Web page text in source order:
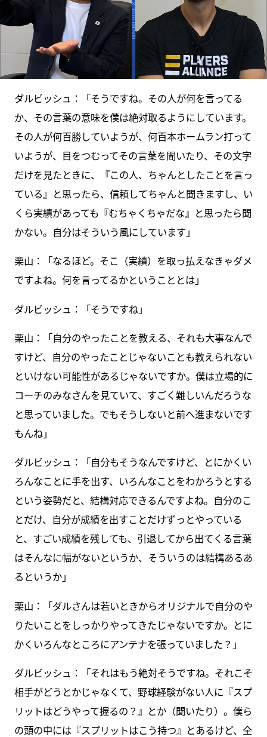
ダルビッシュ：「そうですね。その人が何を言ってる
か、その言葉の意味を僕は絶対取るようにしています。
その人が何百勝していようが、何百本ホームラン打って
いようが、目をつむってその言葉を聞いたり、その文字
だけを見たときに、『この人、ちゃんとしたことを言っ
ている』と思ったら、信頼してちゃんと聞きますし、い
くら実績があっても『むちゃくちゃだな』と思ったら聞
かない。自分はそういう風にしています」
栗山：「なるほど。そこ（実績）を取っ払えなきゃダメ
ですよね。何を言ってるかということとは」
ダルビッシュ：「そうですね」
栗山：「自分のやったことを教える、それも大事なんで
すけど、自分のやったことじゃないことも教えられない
といけない可能性があるじゃないですか。僕は立場的に
コーチのみなさんを見ていて、すごく難しいんだろうな
と思っていました。でもそうしないと前へ進まないです
もんね」
ダルビッシュ：「自分もそうなんですけど、とにかくい
ろんなことに手を出す、いろんなことをわかろうとする
という姿勢だと、結構対応できるんですよね。自分のこ
とだけ、自分が成績を出すことだけずっとやっている
と、すごい成績を残しても、引退してから出てくる言葉
はそんなに幅がないというか、そういうのは結構あるあ
るというか」
栗山：「ダルさんは若いときからオリジナルで自分のや
りたいことをしっかりやってきたじゃないですか。とに
かくいろんなところにアンテナを張っていました？」
ダルビッシュ：「それはもう絶対そうですね。それこそ
相手がどうとかじゃなくて、野球経験がない人に『スプ
リットはどうやって握るの？』とか（聞いたり）。僕ら
の頭の中には『スプリットはこう持つ』とあるけど、全